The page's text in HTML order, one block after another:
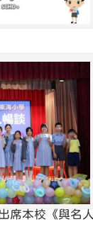
席本校《與名人